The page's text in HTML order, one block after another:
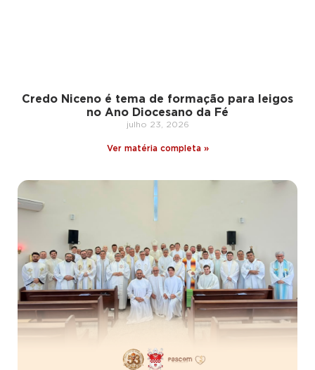
Credo Niceno é tema de formação para leigos
no Ano Diocesano da Fé
julho 23, 2026
Ver matéria completa »